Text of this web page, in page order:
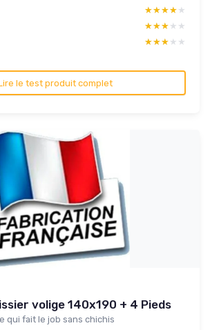
★★★★★
★★★★★
★★★★★
★★★★★
★★★★★
★★★★★
le test produit complet
volige 140x190 + 4 Pieds
qui fait le job sans chichis